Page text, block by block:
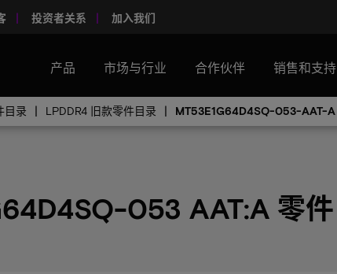
投资者关系 加入我们
产品 市场与行业 合作伙伴 销售和支持
目录 LPDDR4 旧款零件目录 MT53E1G64D4SQ-053-AAT-A
053 AAT:A 零件